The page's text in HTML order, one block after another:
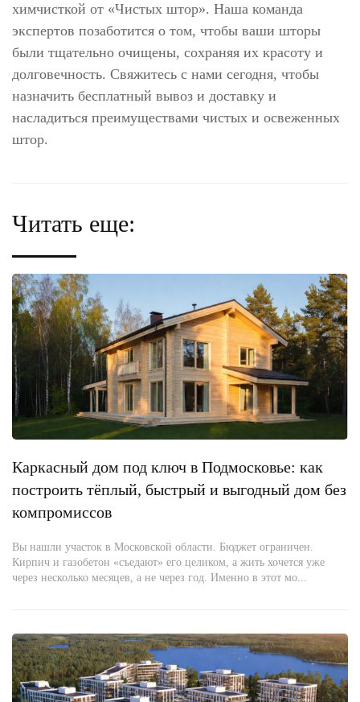
химчисткой от «Чистых штор». Наша команда
экспертов позаботится о том, чтобы ваши шторы
были тщательно очищены, сохраняя их красоту и
долговечность. Свяжитесь с нами сегодня, чтобы
назначить бесплатный вывоз и доставку и
насладиться преимуществами чистых и освеженных
штор.
Читать еще:
Каркасный дом под ключ в Подмосковье: как
построить тёплый, быстрый и выгодный дом без
компромиссов
Вы нашли участок в Московской области. Бюджет ограничен.
Кирпич и газобетон «съедают» его целиком, а жить хочется уже
через несколько месяцев, а не через год. Именно в этот мо...